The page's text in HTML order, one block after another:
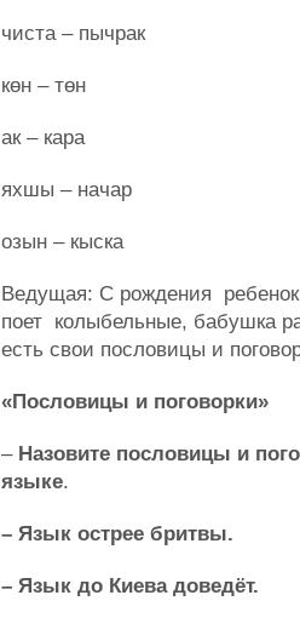
чиста – пычрак
көн – төн
ак – кара
яхшы – начар
озын – кыска
Ведущая: С рождения
поет колыбельные, бабушка
есть свои пословицы и
«Пословицы и поговорки»
– Назовите пословицы и
языке.
– Язык острее бритвы.
– Язык до Киева доведёт.